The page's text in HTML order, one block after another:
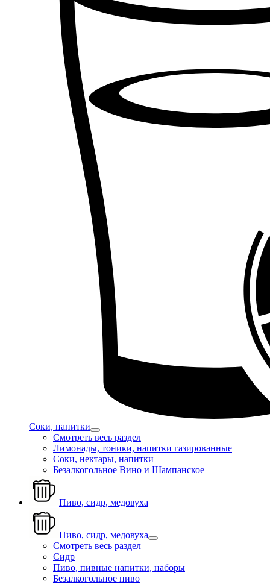
Соки, напитки
Смотреть весь раздел
Лимонады, тоники, напитки газированные
Соки, нектары, напитки
Безалкогольное Вино и Шампанское
Пиво, сидр, медовуха
Пиво, сидр, медовуха
Смотреть весь раздел
Сидр
Пиво, пивные напитки, наборы
Безалкогольное пиво